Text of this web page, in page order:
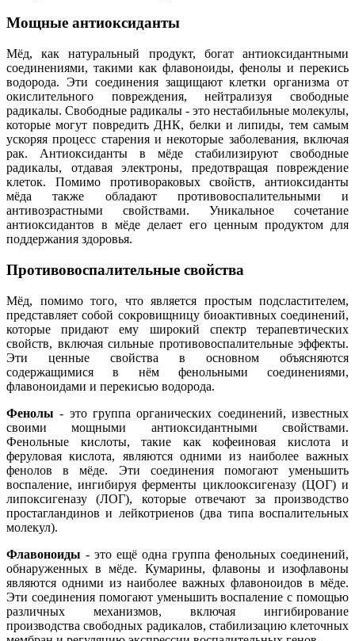
Мощные антиоксиданты
Мёд, как натуральный продукт, богат антиоксидантными
соединениями, такими как флавоноиды, фенолы и перекись
водорода. Эти соединения защищают клетки организма от
окислительного повреждения, нейтрализуя свободные
радикалы. Свободные радикалы - это нестабильные молекулы,
которые могут повредить ДНК, белки и липиды, тем самым
ускоряя процесс старения и некоторые заболевания, включая
рак. Антиоксиданты в мёде стабилизируют свободные
радикалы, отдавая электроны, предотвращая повреждение
клеток. Помимо противораковых свойств, антиоксиданты
мёда также обладают противовоспалительными и
антивозрастными свойствами. Уникальное сочетание
антиоксидантов в мёде делает его ценным продуктом для
поддержания здоровья.
Противовоспалительные свойства
Мёд, помимо того, что является простым подсластителем,
представляет собой сокровищницу биоактивных соединений,
которые придают ему широкий спектр терапевтических
свойств, включая сильные противовоспалительные эффекты.
Эти ценные свойства в основном объясняются
содержащимися в нём фенольными соединениями,
флавоноидами и перекисью водорода.
Фенолы - это группа органических соединений, известных
своими мощными антиоксидантными свойствами.
Фенольные кислоты, такие как кофеиновая кислота и
феруловая кислота, являются одними из наиболее важных
фенолов в мёде. Эти соединения помогают уменьшить
воспаление, ингибируя ферменты циклооксигеназу (ЦОГ) и
липоксигеназу (ЛОГ), которые отвечают за производство
простагландинов и лейкотриенов (два типа воспалительных
молекул).
Флавоноиды - это ещё одна группа фенольных соединений,
обнаруженных в мёде. Кумарины, флавоны и изофлавоны
являются одними из наиболее важных флавоноидов в мёде.
Эти соединения помогают уменьшить воспаление с помощью
различных механизмов, включая ингибирование
производства свободных радикалов, стабилизацию клеточных